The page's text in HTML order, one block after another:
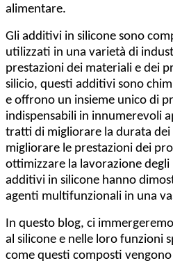
alimentare.
Gli additivi in silicone sono
utilizzati in una varietà di
prestazioni dei materiali e dei
silicio, questi additivi sono
e offrono un insieme unico di
indispensabili in innumerevoli
tratti di migliorare la durata
migliorare le prestazioni dei
ottimizzare la lavorazione
additivi in silicone hanno
agenti multifunzionali in una
In questo blog, ci
al silicone e nelle loro funzioni
come questi composti